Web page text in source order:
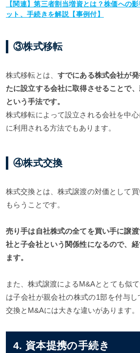
【関連】第三者割当増資とは？株価への
ット、手続きを解説【事例付】
③株式移転
株式移転とは、すでにある株式会社が
たに設立する会社に取得させることで
という手法です。
株式移転によって設立される会社を中
に利用される方法でもあります。
④株式交換
株式交換とは、株式譲渡の対価として
もらうことです。
売り手は自社株式の全てを買い手に譲
社と子会社という関係性になるので、
ます。
また、株式譲渡によるM&Aととても似
は子会社が親会社の株式の1部を付与
交換とM&Aには大きな違いがあります。
4. 資本提携の手続き